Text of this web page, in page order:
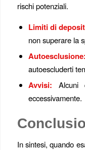
rischi potenziali.
Limiti di
non superare la
Autoesclusione:
autoescluderti
Avvisi: Alcuni
eccessivamente.
In sintesi, quando